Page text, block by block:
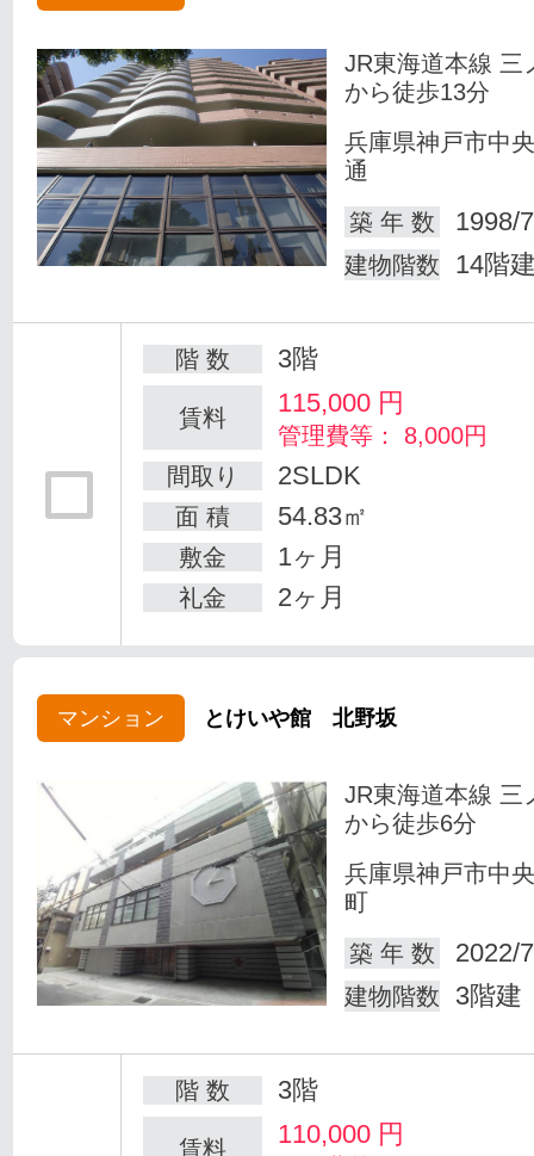
JR東海道本線 三
から徒歩13分
兵庫県神戸市中
通
築 年 数
1998/
建物階数 14階
階 数 3階
賃料 115,000 円
管理費等： 8,000円
間取り
2SLDK
面 積 54.83㎡
敷金 1ヶ月
礼金 2ヶ月
マンション とけいや館 北野坂
JR東海道本線 三
から徒歩6分
兵庫県神戸市中
町
築 年 数
2022/
建物階数 3階建
階 数 3階
賃料 110,000 円